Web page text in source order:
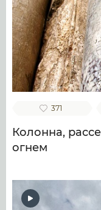
371
Колонна,
огнем